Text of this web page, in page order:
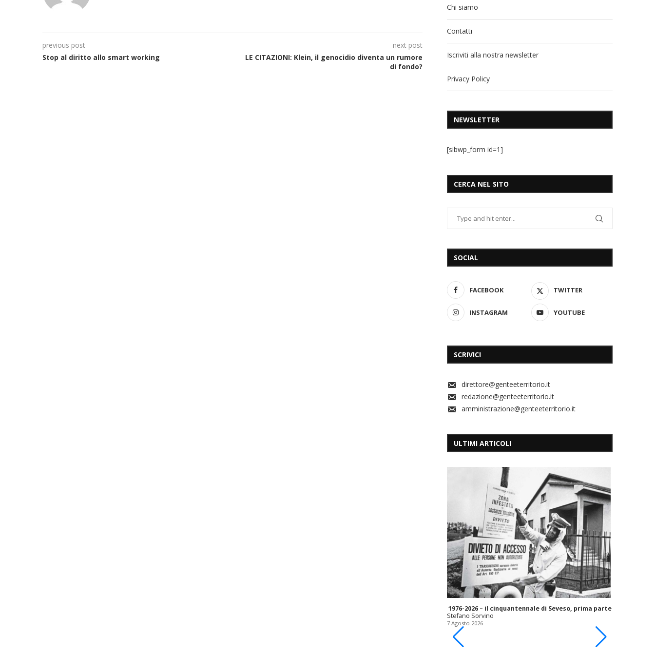
previous post
Stop al diritto allo smart working
next post
LE CITAZIONI: Klein, il genocidio diventa un rumore
di fondo?
Chi siamo
Contatti
Iscriviti alla nostra newsletter
Privacy Policy
NEWSLETTER
[sibwp_form id=1]
CERCA NEL SITO
SOCIAL
FACEBOOK TWITTER
INSTAGRAM YOUTUBE
SCRIVICI
direttore@genteeterritorio.it
redazione@genteeterritorio.it
amministrazione@genteeterritorio.it
ULTIMI ARTICOLI
1976-2026 – il cinquantennale di Seveso, prima parte
Stefano Sorvino
7 Agosto 2026